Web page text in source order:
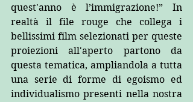
quest'anno è l’immigrazione!” In
realtà il file rouge che collega i
bellissimi film selezionati per queste
proiezioni all'aperto partono da
questa tematica, ampliandola a tutta
una serie di forme di egoismo ed
individualismo presenti nella nostra